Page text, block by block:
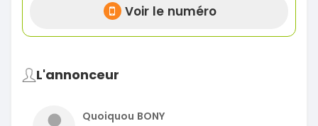
Voir le numéro
L'annonceur
Quoiquou BONY